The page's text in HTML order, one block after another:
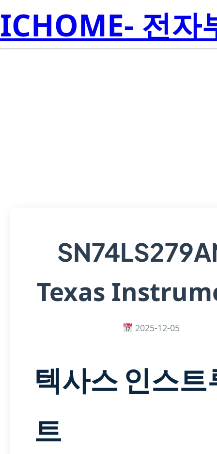
ICHOME- 전자
Texas
2025-12-05
텍사스 인스트
트